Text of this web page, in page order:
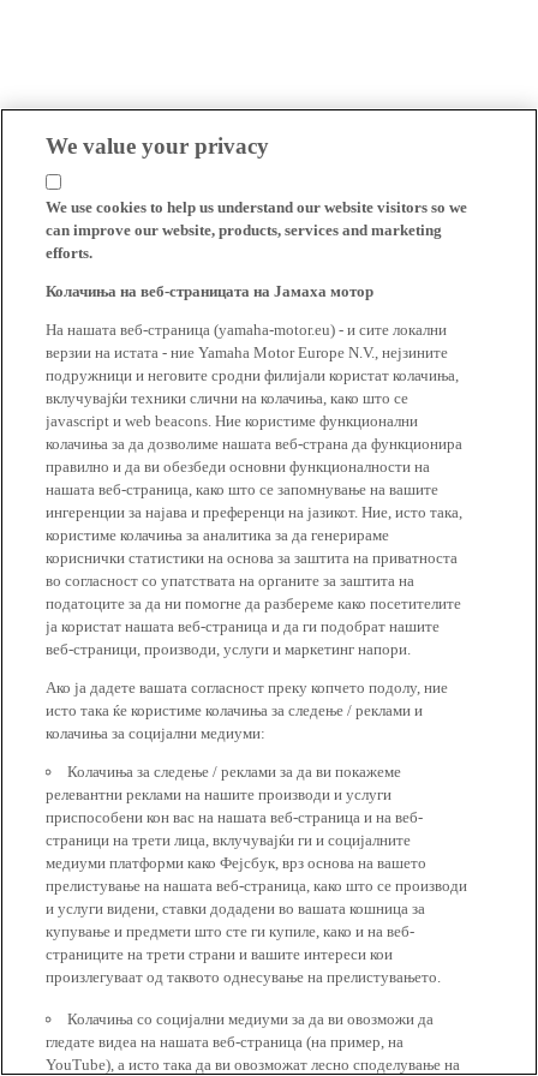
We value your privacy
We use cookies to help us understand our website visitors so we
can improve our website, products, services and marketing
efforts.
Колачиња на веб-страницата на Јамаха мотор
На нашата веб-страница (yamaha-motor.eu) - и сите локални
верзии на истата - ние Yamaha Motor Europe N.V., нејзините
подружници и неговите сродни филијали користат колачиња,
вклучувајќи техники слични на колачиња, како што се
javascript и web beacons. Ние користиме функционални
колачиња за да дозволиме нашата веб-страна да функционира
правилно и да ви обезбеди основни функционалности на
нашата веб-страница, како што се запомнување на вашите
ингеренции за најава и преференци на јазикот. Ние, исто така,
користиме колачиња за аналитика за да генерираме
кориснички статистики на основа за заштита на приватноста
во согласност со упатствата на органите за заштита на
податоците за да ни помогне да разбереме како посетителите
ја користат нашата веб-страница и да ги подобрат нашите
веб-страници, производи, услуги и маркетинг напори.
Ако ја дадете вашата согласност преку копчето подолу, ние
исто така ќе користиме колачиња за следење / реклами и
колачиња за социјални медиуми:
Колачиња за следење / реклами за да ви покажеме
релевантни реклами на нашите производи и услуги
приспособени кон вас на нашата веб-страница и на веб-
страници на трети лица, вклучувајќи ги и социјалните
медиуми платформи како Фејсбук, врз основа на вашето
прелистување на нашата веб-страница, како што се производи
и услуги видени, ставки додадени во вашата кошница за
купување и предмети што сте ги купиле, како и на веб-
страниците на трети страни и вашите интереси кои
произлегуваат од таквото однесување на прелистувањето.
Колачиња со социјални медиуми за да ви овозможи да
гледате видеа на нашата веб-страница (на пример, на
YouTube), а исто така да ви овозможат лесно споделување на